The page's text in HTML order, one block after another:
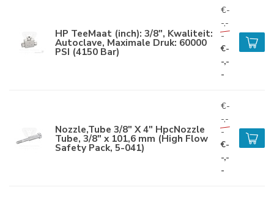
HP TeeMaat (inch): 3/8", Kwaliteit:
Autoclave, Maximale Druk: 60000
PSI (4150 Bar)
€-
-,-
-
€-
-,-
-
Nozzle,Tube 3/8" X 4" HpcNozzle
Tube, 3/8" x 101,6 mm (High Flow
Safety Pack, 5-041)
€-
-,-
-
€-
-,-
-